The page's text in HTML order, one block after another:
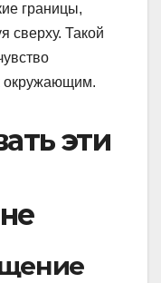
границы,
сверху. Такой
окружающим.
эти